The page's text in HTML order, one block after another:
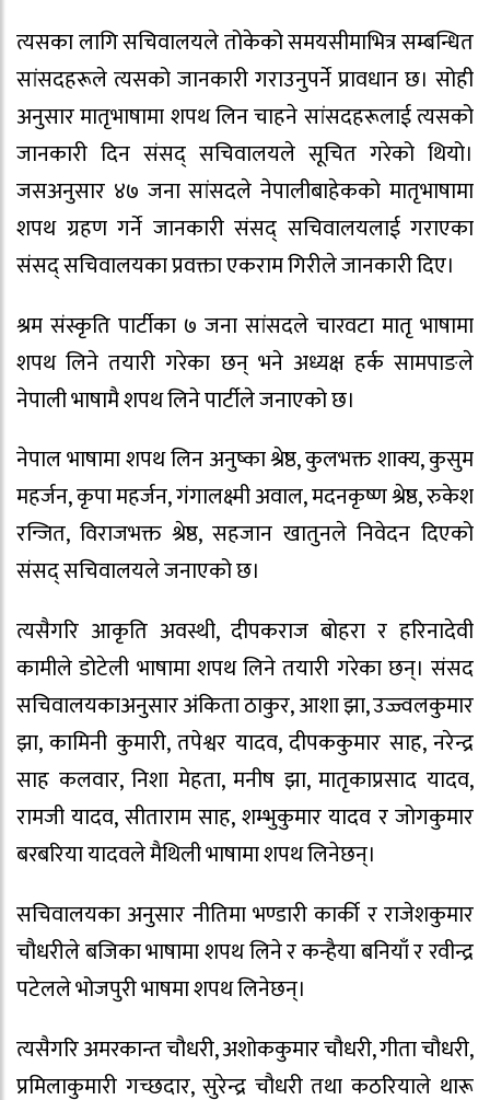
त्यसका लागि सचिवालयले तोकेको समयसीमाभित्र सम्बन्धित
सांसदहरूले त्यसको जानकारी गराउनुपर्ने प्रावधान छ। सोही
अनुसार मातृभाषामा शपथ लिन चाहने सांसदहरूलाई त्यसको
जानकारी दिन संसद् सचिवालयले सूचित गरेको थियो।
जसअनुसार ४७ जना सांसदले नेपालीबाहेकको मातृभाषामा
शपथ ग्रहण गर्ने जानकारी संसद् सचिवालयलाई गराएका
संसद् सचिवालयका प्रवक्ता एकराम गिरीले जानकारी दिए।
श्रम संस्कृति पार्टीका ७ जना सांसदले चारवटा मातृ भाषामा
शपथ लिने तयारी गरेका छन् भने अध्यक्ष हर्क सामपाङले
नेपाली भाषामै शपथ लिने पार्टीले जनाएको छ।
नेपाल भाषामा शपथ लिन अनुष्का श्रेष्ठ, कुलभक्त शाक्य, कुसुम
महर्जन, कृपा महर्जन, गंगालक्ष्मी अवाल, मदनकृष्ण श्रेष्ठ, रुकेश
रन्जित, विराजभक्त श्रेष्ठ, सहजान खातुनले निवेदन दिएको
संसद् सचिवालयले जनाएको छ।
त्यसैगरि आकृति अवस्थी, दीपकराज बोहरा र हरिनादेवी
कामीले डोटेली भाषामा शपथ लिने तयारी गरेका छन्। संसद
सचिवालयकाअनुसार अंकिता ठाकुर, आशा झा, उज्ज्वलकुमार
झा, कामिनी कुमारी, तपेश्वर यादव, दीपककुमार साह, नरेन्द्र
साह कलवार, निशा मेहता, मनीष झा, मातृकाप्रसाद यादव,
रामजी यादव, सीताराम साह, शम्भुकुमार यादव र जोगकुमार
बरबरिया यादवले मैथिली भाषामा शपथ लिनेछन्।
सचिवालयका अनुसार नीतिमा भण्डारी कार्की र राजेशकुमार
चौधरीले बजिका भाषामा शपथ लिने र कन्हैया बनियाँ र रवीन्द्र
पटेलले भोजपुरी भाषमा शपथ लिनेछन्।
त्यसैगरि अमरकान्त चौधरी, अशोककुमार चौधरी, गीता चौधरी,
प्रमिलाकुमारी गच्छदार, सुरेन्द्र चौधरी तथा कठरियाले थारू